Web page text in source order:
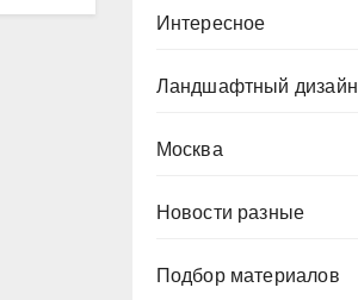
Интересное
Ландшафтный дизайн
Москва
Новости разные
Подбор материалов